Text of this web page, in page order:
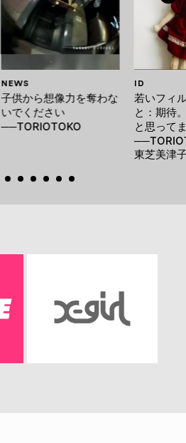
NEWS
子供から想像力を奪わな
いでください
──TORIOTOKO
ID
若いフィ
と：期待
と思って
東芝美津